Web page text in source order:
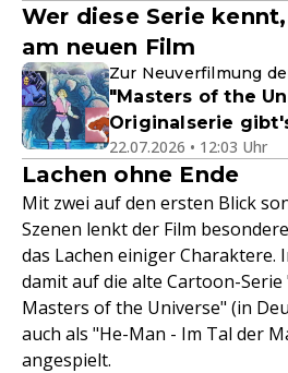
Wer diese Serie
am neuen Film
Zur Neuverfilmung
"Masters of the
Originalserie
22.07.2026 • 12:03 Uhr
Lachen ohne Ende
Mit zwei auf den ersten Blick
Szenen lenkt der Film
das Lachen einiger Charaktere.
damit auf die alte Cartoon-
Masters of the Universe" (in
auch als "He-Man - Im Tal der
angespielt.